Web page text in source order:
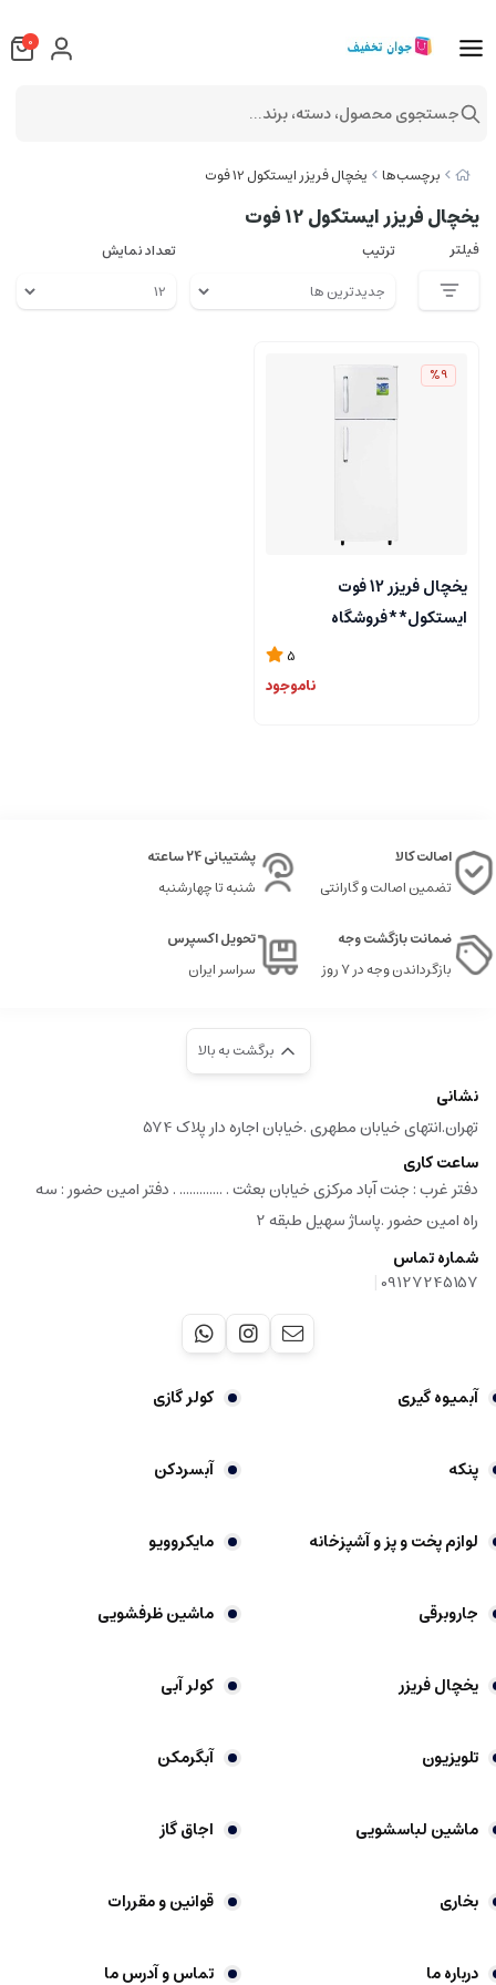
برچسب‌ها یخچال فریزر ایستکول 12 فوت
یخچال فریزر ایستکول 12 فوت
فیلتر ترتیب تعداد نمایش
%9
یخچال فریزر 12 فوت
ایستکول**فروشگاه
**تسویه درب منزل در تهران
5
ناموجود
اصالت کالا
تضمین اصالت و گارانتی
پشتیبانی 24 ساعته
شنبه تا چهارشنبه
ضمانت بازگشت وجه
بازگرداندن وجه در ۷ روز
تحویل اکسپرس
سراسر ایران
برگشت به بالا
نشانی
تهران.انتهای خیابان مطهری .خیابان اجاره دار پلاک 574
ساعت کاری
دفتر غرب : جنت آباد مرکزی خیابان بعثت . ............. . دفتر امین حضور : سه
راه امین حضور .پاساژ سهیل طبقه 2
شماره تماس
09127245157
|
آبمیوه گیری کولر گازی
پنکه آبسردکن
لوازم پخت و پز و آشپزخانه مایکروویو
جاروبرقی ماشین ظرفشویی
یخچال فریزر کولر آبی
تلویزیون آبگرمکن
ماشین لباسشویی اجاق گاز
بخاری قوانین و مقررات
درباره ما تماس و آدرس ما
0
جستجوی محصول، دسته، برند...